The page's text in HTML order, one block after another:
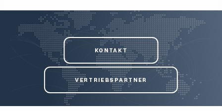
KONTAKT
VERTRIEBSPARTNER